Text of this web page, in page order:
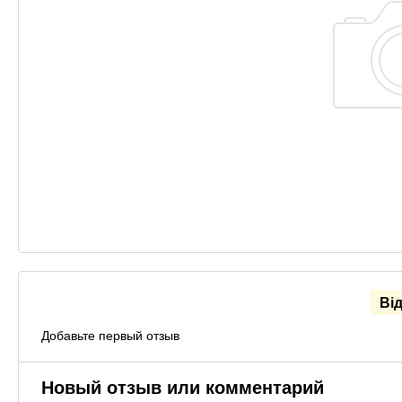
Добавьте первый отзыв
Новый отзыв или комментарий